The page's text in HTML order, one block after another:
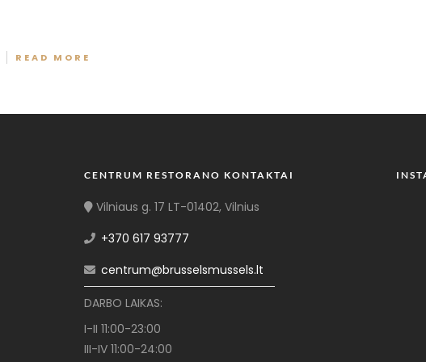
READ MORE
CENTRUM RESTORANO KONTAKTAI
Vilniaus g. 17 LT-01402, Vilnius
+370 617 93777
centrum@brusselsmussels.lt
DARBO LAIKAS:
I-II 11:00-23:00
III-IV 11:00-24:00